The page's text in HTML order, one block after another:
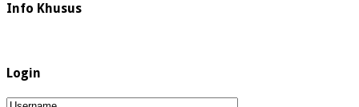
Info Khusus
Login